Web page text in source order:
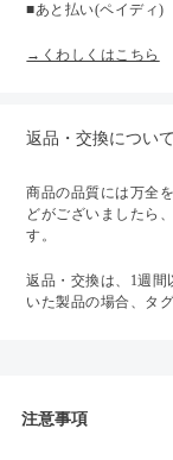
■あと払い(ペイディ)
→くわしくはこちら
返品・交換について
商品の品質には万全
どがございましたら
す。
返品・交換は、1週間
いた製品の場合、タ
注意事項